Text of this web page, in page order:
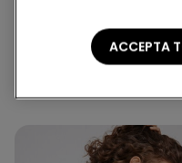
Sostenidors de Bandó
Enconxat Lleuger Microfibra
ACCEPTA